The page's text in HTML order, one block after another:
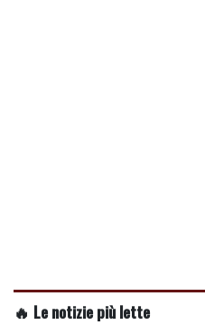
🔥 Le notizie più lette